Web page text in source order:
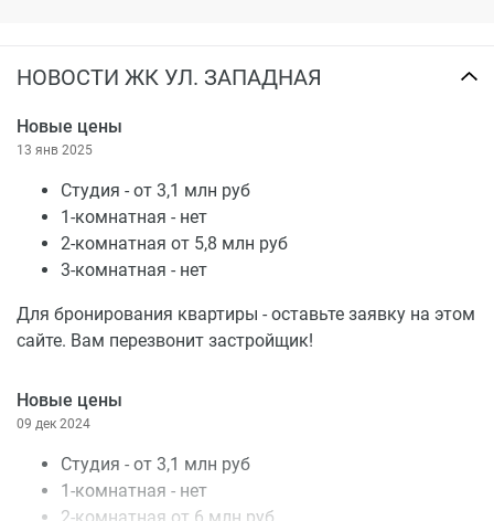
НОВОСТИ ЖК УЛ. ЗАПАДНАЯ
Новые цены
13 янв 2025
Студия - от 3,1 млн руб
1-комнатная - нет
2-комнатная от 5,8 млн руб
3-комнатная - нет
Для бронирования квартиры - оставьте заявку на этом
сайте. Вам перезвонит застройщик!
Новые цены
09 дек 2024
Студия - от 3,1 млн руб
1-комнатная - нет